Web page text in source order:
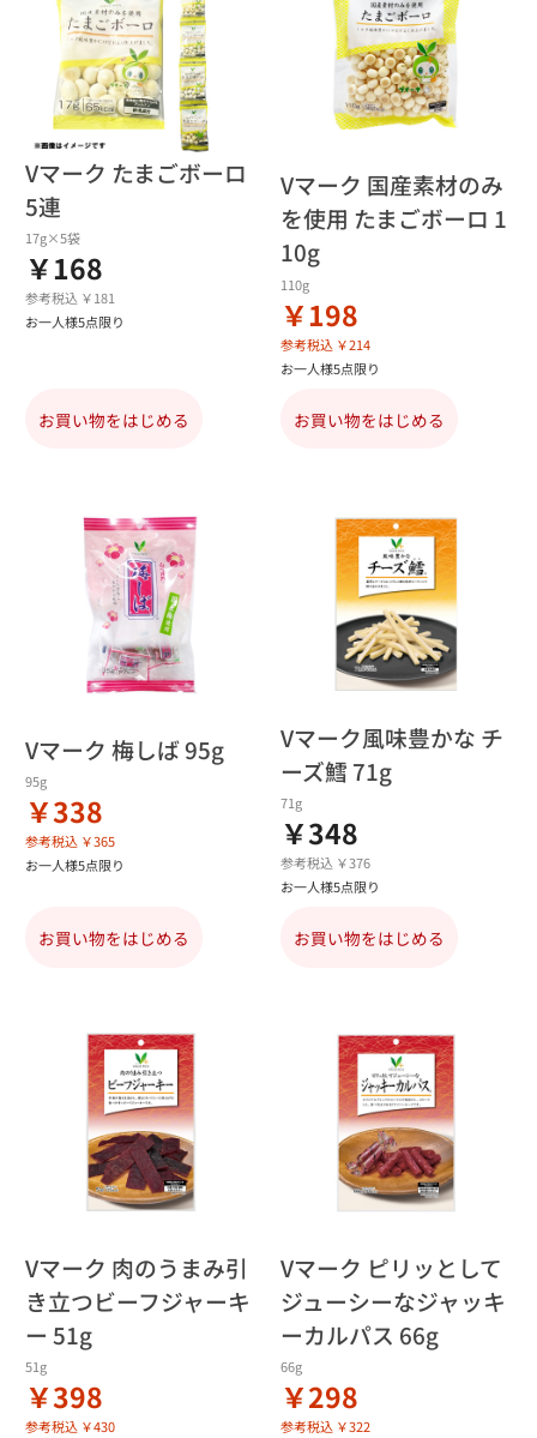
Vマーク たまごボーロ
5連
17g×5袋
￥168
参考税込 ￥181
お一人様5点限り
お買い物をはじめる
Vマーク 国産素材のみ
を使用 たまごボーロ 1
10g
110g
￥198
参考税込 ￥214
お一人様5点限り
お買い物をはじめる
Vマーク 梅しば 95g
95g
￥338
参考税込 ￥365
お一人様5点限り
お買い物をはじめる
Vマーク風味豊かな チ
ーズ鱈 71g
71g
￥348
参考税込 ￥376
お一人様5点限り
お買い物をはじめる
Vマーク 肉のうまみ引
き立つビーフジャーキ
ー 51g
51g
￥398
参考税込 ￥430
Vマーク ピリッとして
ジューシーなジャッキ
ーカルパス 66g
66g
￥298
参考税込 ￥322